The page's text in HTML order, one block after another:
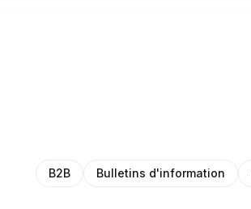
B2B Bulletins d'information